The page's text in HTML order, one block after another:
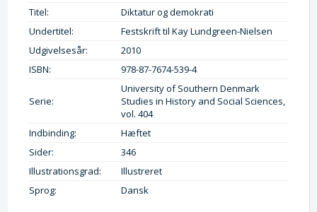
Titel:
Diktatur og demokrati
Undertitel:
Festskrift til Kay Lundgreen-Nielsen
Udgivelsesår:
2010
ISBN:
978-87-7674-539-4
Serie:
University of Southern Denmark
Studies in History and Social Sciences,
vol. 404
Indbinding:
Hæftet
Sider:
346
Illustrationsgrad:
Illustreret
Sprog:
Dansk